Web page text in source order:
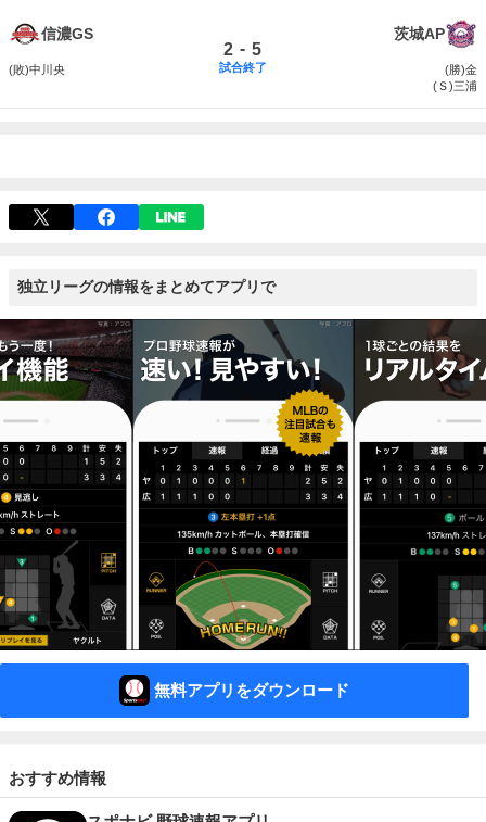
信濃GS
(敗)中川央
2 - 5
試合終了
茨城AP
(勝)金
(Ｓ)三浦
独立リーグの情報をまとめてアプリで
無料アプリをダウンロード
おすすめ情報